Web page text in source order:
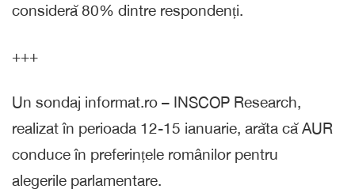
consideră 80% dintre respondenți.
+++
Un sondaj informat.ro – INSCOP Research,
realizat în perioada 12-15 ianuarie, arăta că AUR
conduce în preferințele românilor pentru
alegerile parlamentare.